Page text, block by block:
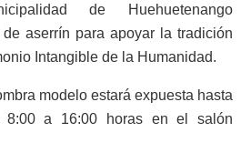
de Huehuetenango
aserrín para apoyar la tradición
Intangible de la Humanidad.
modelo estará expuesta hasta
a 16:00 horas en el salón